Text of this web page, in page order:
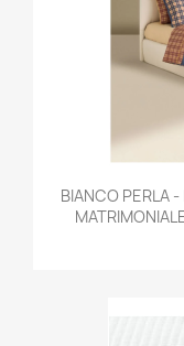
BIANCO PERLA